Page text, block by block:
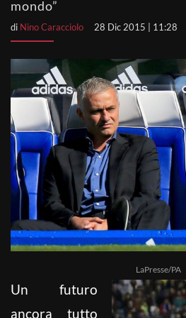
mondo”
di Nino Caracciolo 28 Dic 2015 | 11:28
LaPresse/PA
Un futuro
ancora tutto